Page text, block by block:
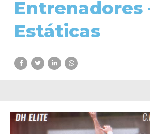
Entrenadores
Estáticas